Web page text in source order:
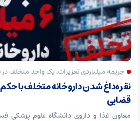
جریمه میلیاردی تعزیرات، یک واحد متخلف در
نقره‌داغ شدن داروخانه متخلف با
قضایی